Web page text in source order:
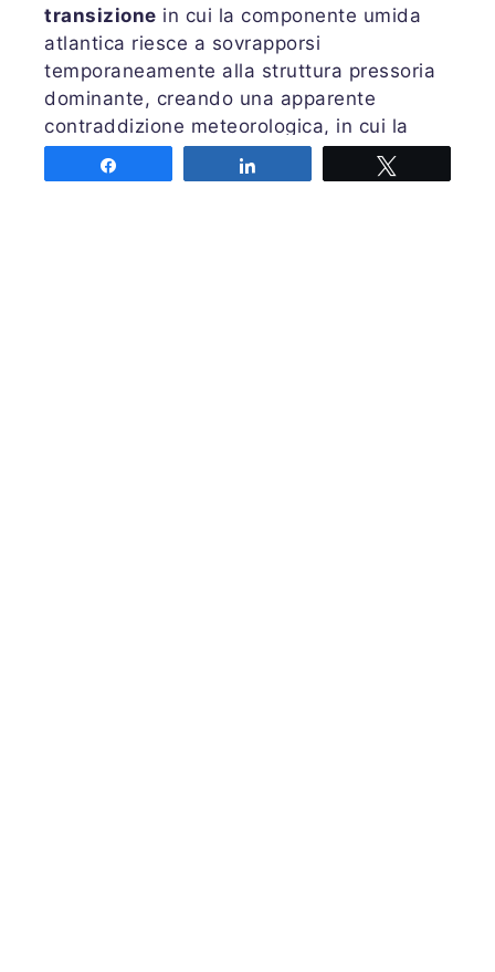
transizione in cui la componente umida
atlantica riesce a sovrapporsi
temporaneamente alla struttura pressoria
dominante, creando una apparente
contraddizione meteorologica, in cui la
pioggia cade nonostante un contesto
barico di fondo ancora tecnicamente